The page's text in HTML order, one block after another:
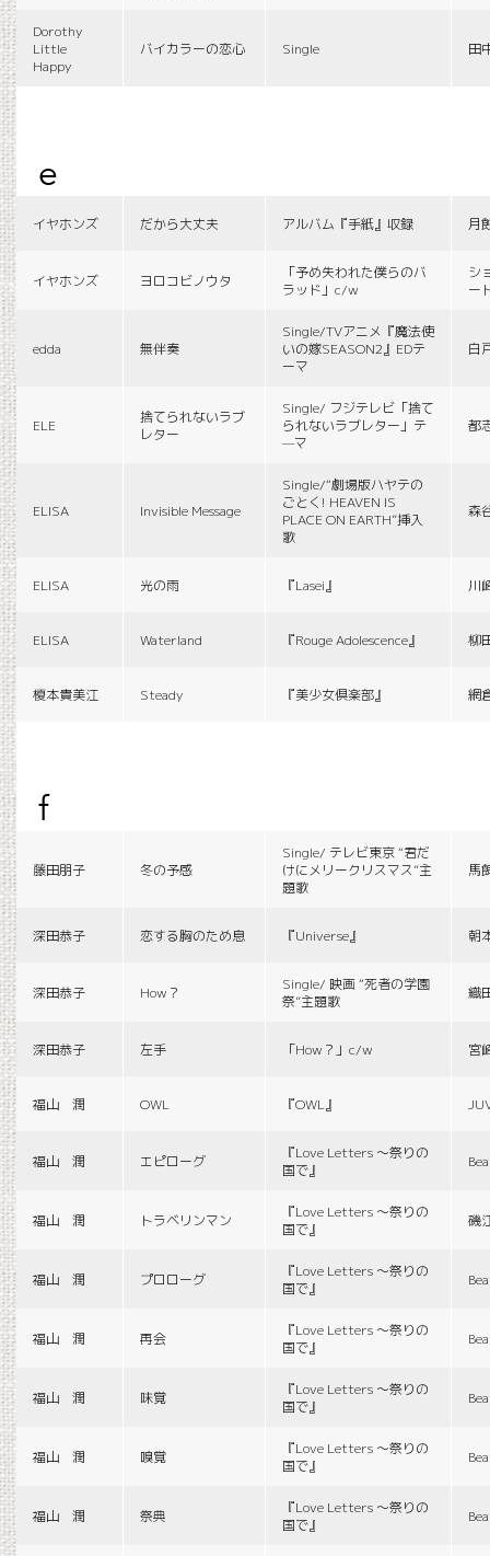
Dorothy
Little
Happy
バイカラーの恋心 Single 田
e
イヤホンズ だから大丈夫 アルバム『手紙』収録 月
イヤホンズ ヨロコビノウタ
「予め失われた僕らのバ
ラッド」c/w
シ
ー
edda 無伴奏
Single/TVアニメ『魔法使
いの嫁SEASON2』EDテ
ーマ
白
ELE
捨てられないラブ
レター
Single/ フジテレビ「捨て
られないラブレター」テ
—マ
都
ELISA Invisible Message
Single/“劇場版ハヤテの
ごとく! HEAVEN IS
PLACE ON EARTH”挿入
歌
森
ELISA 光の雨 『Lasei』 川
ELISA Waterland 『Rouge Adolescence』 柳
榎本貴美江 Steady 『美少女倶楽部』 網
f
藤田朋子 冬の予感
Single/ テレビ東京 “君だ
けにメリークリスマス”主
題歌
馬
深田恭子 恋する胸のため息 『Universe』 朝
深田恭子 How？
Single/ 映画 “死者の学園
祭”主題歌
織
深田恭子 左手 「How？」c/w 宮
福山 潤 OWL 『OWL』
福山 潤 エピローグ
『Love Letters 〜祭りの
国で』
福山 潤 トラベリンマン
『Love Letters 〜祭りの
国で』
磯
福山 潤 プロローグ
『Love Letters 〜祭りの
国で』
福山 潤 再会
『Love Letters 〜祭りの
国で』
福山 潤 味覚
『Love Letters 〜祭りの
国で』
福山 潤 嗅覚
『Love Letters 〜祭りの
国で』
福山 潤 祭典
『Love Letters 〜祭りの
国で』